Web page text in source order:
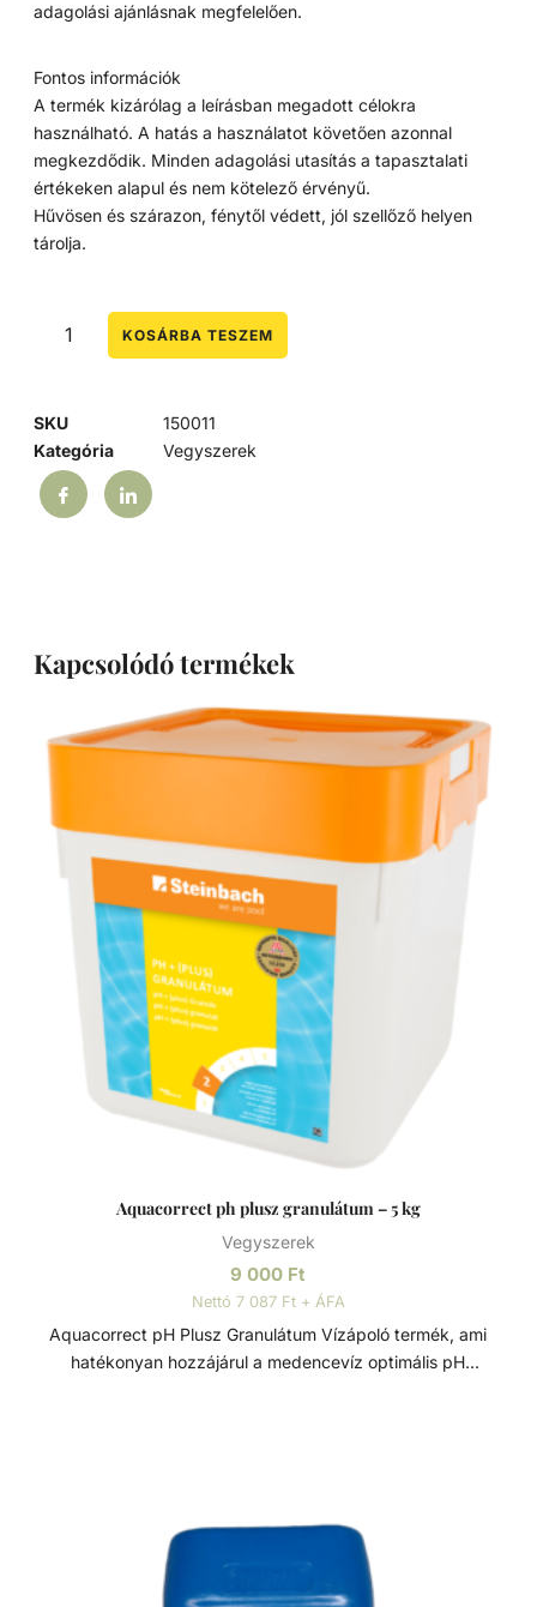
adagolási ajánlásnak megfelelően.
Fontos információk
A termék kizárólag a leírásban megadott célokra
használható. A hatás a használatot követően azonnal
megkezdődik. Minden adagolási utasítás a tapasztalati
értékeken alapul és nem kötelező érvényű.
Hűvösen és szárazon, fénytől védett, jól szellőző helyen
tárolja.
KOSÁRBA TESZEM
SKU
150011
Kategória
Vegyszerek
Kapcsolódó termékek
Aquacorrect ph plusz granulátum – 5 kg
Vegyszerek
9 000 Ft
Nettó 7 087 Ft + ÁFA
Aquacorrect pH Plusz Granulátum Vízápoló termék, ami
hatékonyan hozzájárul a medencevíz optimális pH
eltérések növelik a többi termék szükséges adagolási
mennyiségét, vagy csökkentik azok hatását. pH - (minusz)
granulátum a pH-érték csökkentésére, pH + (plusz)